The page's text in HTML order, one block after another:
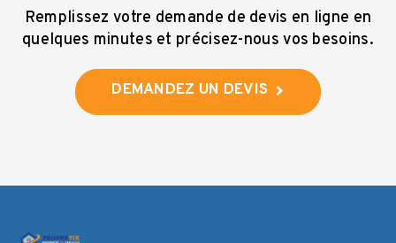
Remplissez votre demande de devis en ligne en
quelques minutes et précisez-nous vos besoins.
DEMANDEZ UN DEVIS